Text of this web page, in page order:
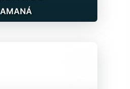
AMANÁ